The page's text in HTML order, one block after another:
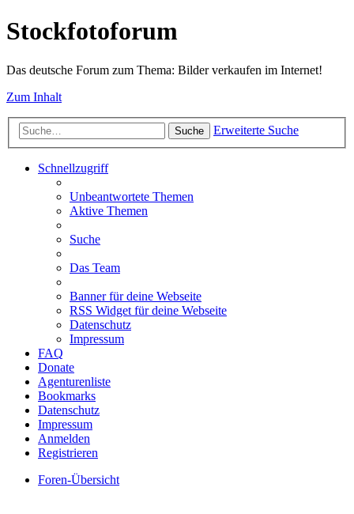
Stockfotoforum
Das deutsche Forum zum Thema: Bilder verkaufen im Internet!
Zum Inhalt
Suche Erweiterte Suche
Schnellzugriff
Unbeantwortete Themen
Aktive Themen
Suche
Das Team
Banner für deine Webseite
RSS Widget für deine Webseite
Datenschutz
Impressum
FAQ
Donate
Agenturenliste
Bookmarks
Datenschutz
Impressum
Anmelden
Registrieren
Foren-Übersicht